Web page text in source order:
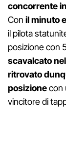
concorrente
Con il minuto
il pilota
posizione con
scavalcato
ritrovato
posizionecon
vincitore di